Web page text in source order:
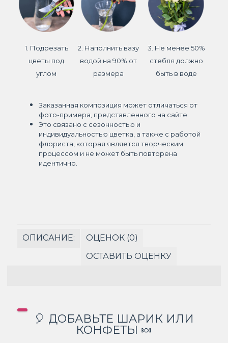
1. Подрезать
цветы под
углом
2. Наполнить вазу
водой на 90% от
размера
3. Не менее 50%
стебля должно
быть в воде
Заказанная композиция может отличаться от
фото-примера, представленного на сайте.
Это связано с сезонностью и
индивидуальностью цветка, а также с работой
флориста, которая является творческим
процессом и не может быть повторена
идентично.
ОПИСАНИЕ:
ОЦЕНОК (0)
ОСТАВИТЬ ОЦЕНКУ
🎈 ДОБАВЬТЕ ШАРИК ИЛИ
КОНФЕТЫ 🍬